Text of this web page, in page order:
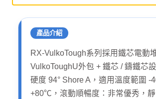
產品介紹
RX-VulkoTough系列採用鐵芯電動
VulkoToughU外包 + 鐵芯 / 鑄鐵芯
硬度 94° Shore A，適用溫度範圍 -
+80℃，滾動順暢度：非常優秀，靜